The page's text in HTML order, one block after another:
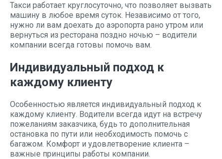
Такси работает круглосуточно, что позволяет вызвать
машину в любое время суток. Независимо от того,
нужно ли вам доехать до аэропорта рано утром или
вернуться из ресторана поздно ночью – водители
компании всегда готовы помочь вам.
Индивидуальный подход к
каждому клиенту
Особенностью является индивидуальный подход к
каждому клиенту. Водители всегда идут на встречу
пожеланиям заказчика, будь то дополнительная
остановка по пути или необходимость помочь с
багажом. Комфорт и удовлетворение клиента –
важные принципы работы компании.